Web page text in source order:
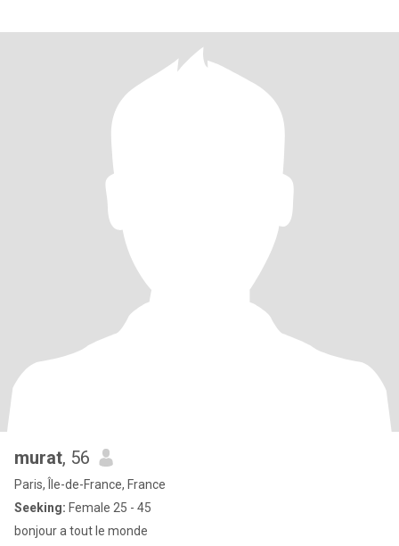
murat, 56
Paris, Île-de-France, France
Seeking: Female 25 - 45
bonjour a tout le monde